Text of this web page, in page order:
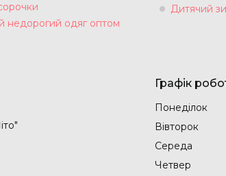
недорогий одяг оптом
Дитячий
Графік
Понеділок
Вівторок
Середа
Четвер